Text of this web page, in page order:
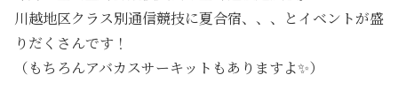
川越地区クラス別通信競技に夏合宿、、、とイベントが盛
りだくさんです！
（もちろんアバカスサーキットもありますよ✨）